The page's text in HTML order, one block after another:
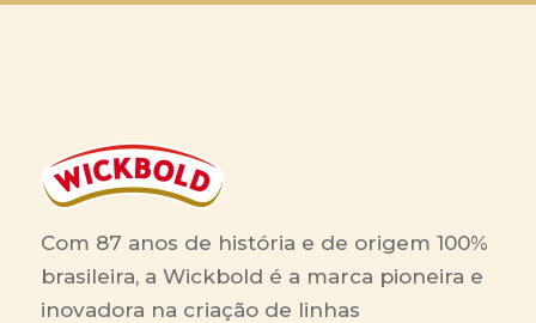
Com 87 anos de história e de origem 100%
brasileira, a Wickbold é a marca pioneira e
inovadora na criação de linhas